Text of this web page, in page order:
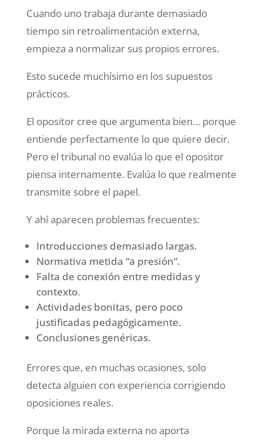
Cuando uno trabaja durante demasiado
tiempo sin retroalimentación externa,
empieza a normalizar sus propios errores.
Esto sucede muchísimo en los supuestos
prácticos.
El opositor cree que argumenta bien… porque
entiende perfectamente lo que quiere decir.
Pero el tribunal no evalúa lo que el opositor
piensa internamente. Evalúa lo que realmente
transmite sobre el papel.
Y ahí aparecen problemas frecuentes:
Introducciones demasiado largas.
Normativa metida “a presión”.
Falta de conexión entre medidas y
contexto.
Actividades bonitas, pero poco
justificadas pedagógicamente.
Conclusiones genéricas.
Errores que, en muchas ocasiones, solo
detecta alguien con experiencia corrigiendo
oposiciones reales.
Porque la mirada externa no aporta